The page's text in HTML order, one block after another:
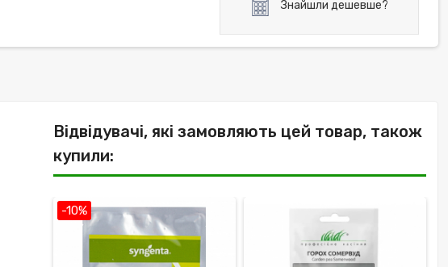
Знайшли дешевше?
Відвідувачі, які замовляють цей товар, також
купили:
-10%